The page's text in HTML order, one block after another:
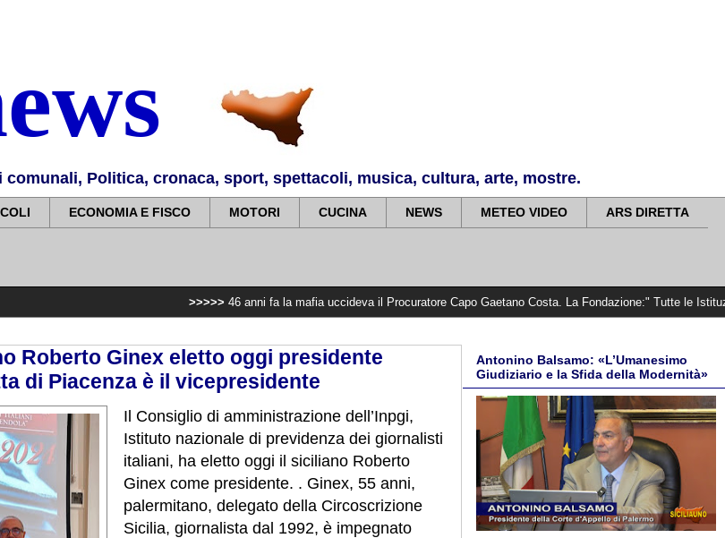
Politica, cronaca, sport, spettacoli, musica, cultura, arte, mostre.
ECONOMIA E FISCO MOTORI CUCINA NEWS METEO VIDEO ARS DIRETTA
46 anni fa la mafia uccideva il Procuratore Capo Gaetano Costa. La Fondazione:" Tutte le Istituzioni devono
Roberto Ginex eletto oggi presidente
di Piacenza è il vicepresidente
Il Consiglio di amministrazione dell’Inpgi,
Istituto nazionale di previdenza dei giornalisti
italiani, ha eletto oggi il siciliano Roberto
Ginex come presidente. . Ginex, 55 anni,
palermitano, delegato della Circoscrizione
Sicilia, giornalista dal 1992, è impegnato
Antonino Balsamo: «L’Umanesimo
Giudiziario e la Sfida della Modernità»